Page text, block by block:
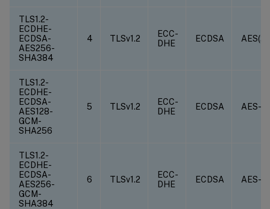
TLS1.2-
ECDHE-
ECDSA-
AES256-
SHA384
4 TLSv1.2
ECC-
DHE
ECDSA
TLS1.2-
ECDHE-
ECDSA-
AES128-
GCM-
SHA256
5 TLSv1.2
ECC-
DHE
ECDSA AES-
TLS1.2-
ECDHE-
ECDSA-
AES256-
GCM-
SHA384
6 TLSv1.2
ECC-
DHE
ECDSA AES-